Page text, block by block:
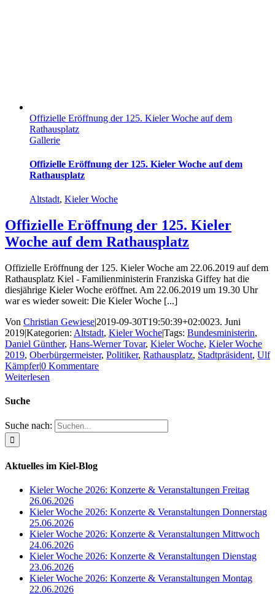
Offizielle Eröffnung der 125. Kieler Woche auf dem
Rathausplatz
Gallerie
Offizielle Eröffnung der 125. Kieler Woche auf dem
Rathausplatz
Altstadt, Kieler Woche
Offizielle Eröffnung der 125. Kieler
Woche auf dem Rathausplatz
Offizielle Eröffnung der 125. Kieler Woche am 22.06.2019 auf dem
Rathausplatz Kiel - Familienministerin Franziska Giffey hat die
diesjährige Kieler Woche eröffnet. Am 22.06.2019 um 19.30 Uhr
war es wieder soweit: Die Kieler Woche [...]
Von Christian Gewiese|2019-09-30T19:50:39+02:0023. Juni
2019|Kategorien: Altstadt, Kieler Woche|Tags: Bundesministerin,
Daniel Günther, Hans-Werner Tovar, Kieler Woche, Kieler Woche
2019, Oberbürgermeister, Politiker, Rathausplatz, Stadtpräsident, Ulf
Kämpfer|0 Kommentare
Weiterlesen
Suche
Suche nach:
Aktuelles im Kiel-Blog
Kieler Woche 2026: Konzerte & Veranstaltungen Freitag
26.06.2026
Kieler Woche 2026: Konzerte & Veranstaltungen Donnerstag
25.06.2026
Kieler Woche 2026: Konzerte & Veranstaltungen Mittwoch
24.06.2026
Kieler Woche 2026: Konzerte & Veranstaltungen Dienstag
23.06.2026
Kieler Woche 2026: Konzerte & Veranstaltungen Montag
22.06.2026